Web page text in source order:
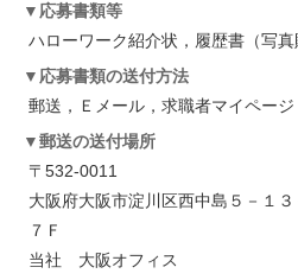
応募書類等
ハローワーク紹介状，履歴書（写
応募書類の送付方法
郵送，Ｅメール，求職者マイページ
郵送の送付場所
〒532-0011
大阪府大阪市淀川区西中島５－１
７Ｆ
当社 大阪オフィス